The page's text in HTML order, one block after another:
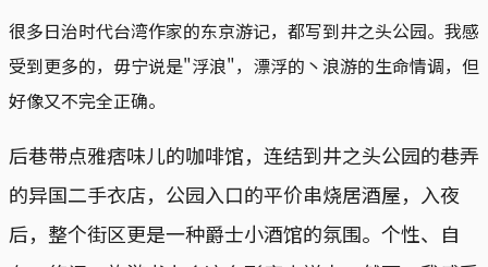
很多日治时代台湾作家的东京游记，都写到井之头公园。我感
受到更多的，毋宁说是"浮浪"，漂浮的丶浪游的生命情调，但
好像又不完全正确。
后巷带点雅痞味儿的咖啡馆，连结到井之头公园的巷弄
的异国二手衣店，公园入口的平价串烧居酒屋，入夜
后，整个街区更是一种爵士小酒馆的氛围。个性、自